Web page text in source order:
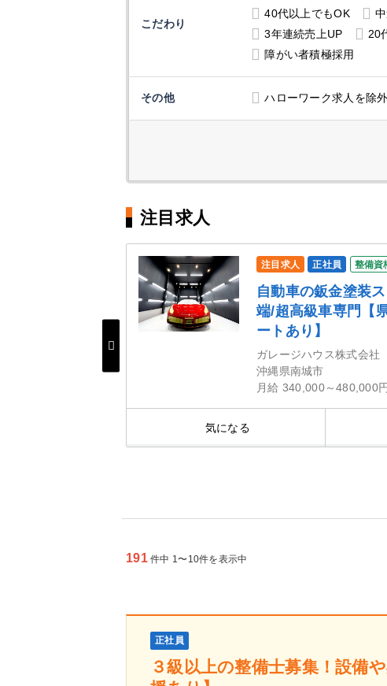
こだわり
40代以上でもOK
3年連続売上UP
20
障がい者積極採用
その他 ハローワーク求人を除外
注目求人
注目求人 正社員 整備資
自動車の鈑金塗装
端/超高級車専門【
ートあり】
ガレージハウス株式会社
沖縄県南城市
月給 340,000～480,000円
気になる
191件中 1〜10件を表示中
正社員
３級以上の整備士募集！設備